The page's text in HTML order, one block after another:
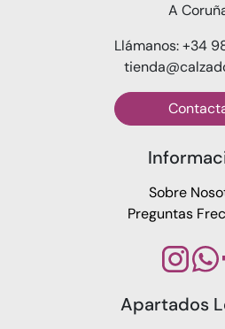
A
Llámanos: +34
Sobre
Preguntas
Apartados